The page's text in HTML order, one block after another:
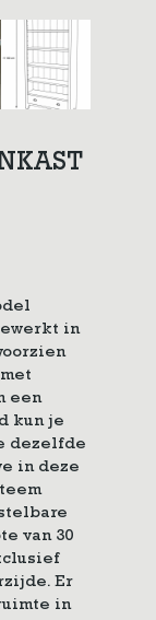
in
een
kun je
dezelfde
in deze
van 30
Er
in